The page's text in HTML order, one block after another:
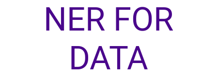
NER FOR
DATA